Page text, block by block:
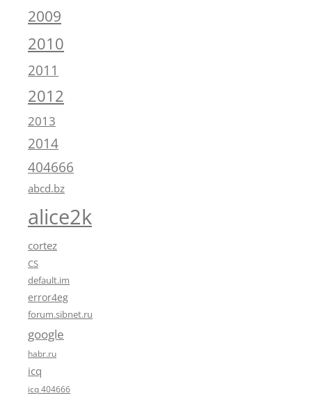
2009
2010
2011
2012
2013
2014
404666
abcd.bz
alice2k
cortez
CS
default.im
error4eg
forum.sibnet.ru
google
habr.ru
icq
icq 404666